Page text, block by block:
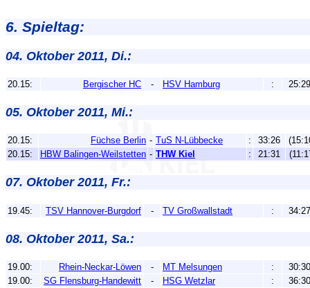
6. Spieltag:
04. Oktober 2011, Di.:
20.15: Bergischer HC - HSV Hamburg : 25:29
05. Oktober 2011, Mi.:
20.15: Füchse Berlin - TuS N-Lübbecke : 33:26
20.15:
HBW Balingen-Weilstetten - THW Kiel : 21:31
07. Oktober 2011, Fr.:
19.45: TSV Hannover-Burgdorf - TV Großwallstadt : 34:27
08. Oktober 2011, Sa.:
19.00: Rhein-Neckar-Löwen - MT Melsungen :
30:30
19.00:
SG Flensburg-Handewitt - HSG Wetzlar :
36:30